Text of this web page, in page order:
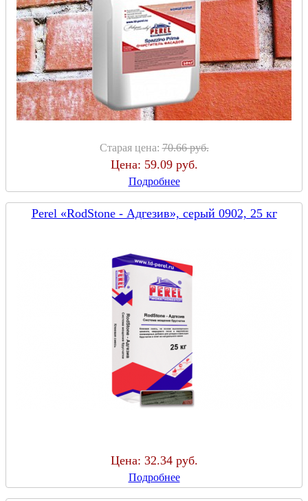
Старая цена:70.66 руб.
Цена: 59.09 руб.
Подробнее
Perel «RodStone - Адгезив», серый 0902, 25 кг
Цена: 32.34 руб.
Подробнее